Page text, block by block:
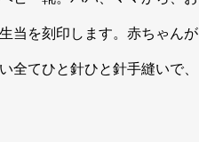
当を刻印します。赤ちゃんが
全てひと針ひと針手縫いで、